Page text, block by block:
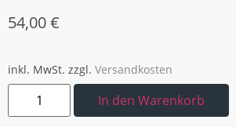
54,00€
inkl. MwSt. zzgl. Versandkosten
In den Warenkorb